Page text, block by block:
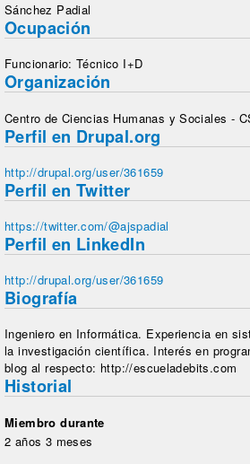
Sánchez Padial
Ocupación
Funcionario: Técnico I+D
Organización
Centro de Ciencias Humanas y Sociales -
Perfil en Drupal.org
http://drupal.org/user/361659
Perfil en Twitter
https://twitter.com/@ajspadial
Perfil en LinkedIn
http://drupal.org/user/361659
Biografía
Ingeniero en Informática. Experiencia en
la investigación científica. Interés en
blog al respecto: http://escueladebits.com
Historial
Miembro durante
2 años 3 meses